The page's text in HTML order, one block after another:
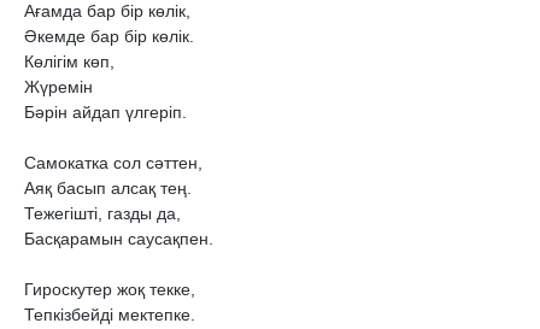
Ағамда бар бір көлік,
Əкемде бар бір көлік.
Көлігім көп,
Жүремін
Бəрін айдап үлгеріп.
Самокатка сол сəттен,
Аяқ басып алсақ тең.
Тежегішті, газды да,
Басқарамын саусақпен.
Гироскутер жоқ текке,
Тепкізбейді мектепке.